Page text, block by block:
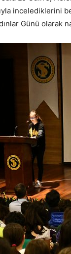
incelediklerini
Günü olarak